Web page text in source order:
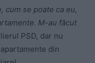
cum se poate ca eu,
M-au făcut
PSD, dar nu
din